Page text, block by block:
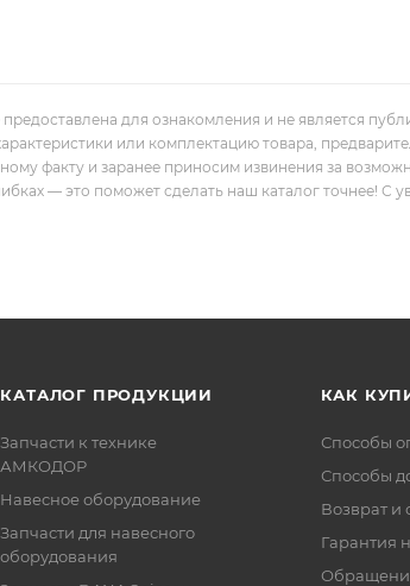
для ознакомления и не является
или комплектацию товара,
факту и заранее приносим извинения за
— это поможет сделать наш каталог точнее! С
КАТАЛОГ ПРОДУКЦИИ
Запчасти к технике
АМКОДОР
Навесное оборудование
Запчасти для навесного
оборудования
КАК
Способы
Способы
Возврат и
Гарантия